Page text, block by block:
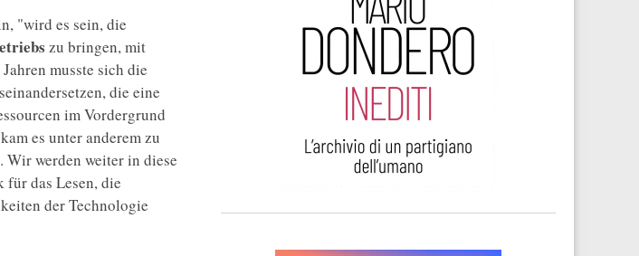
"wird es sein, die
zu bringen, mit
musste sich die
die eine
im Vordergrund
es unter anderem zu
Wir werden weiter in diese
das Lesen, die
der Technologie